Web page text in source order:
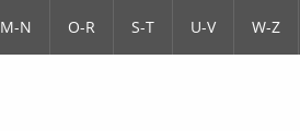
M-N O-R S-T U-V W-Z